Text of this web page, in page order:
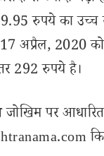
रुपये का
अप्रैल, 2020
292 रुपये है।
पर